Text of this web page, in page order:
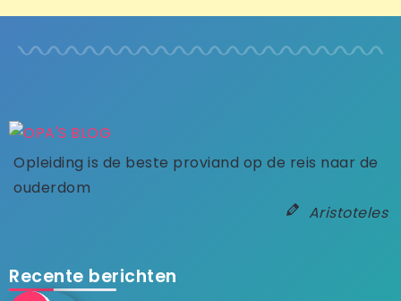
Opleiding is de beste proviand op de reis naar de
ouderdom
Aristoteles
Recente berichten